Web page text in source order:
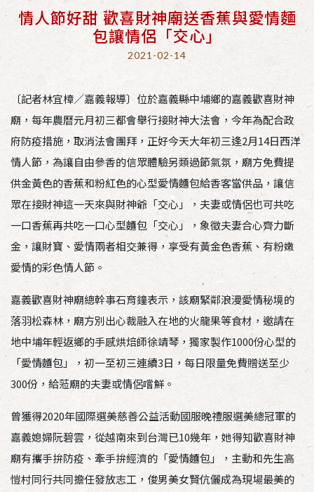
情人節好甜 歡喜財神廟送香蕉與愛情麵
包讓情侶「交心」
2021-02-14
〔記者林宜樟／嘉義報導〕位於嘉義縣中埔鄉的嘉義歡喜財神
廟，每年農曆元月初三都會舉行接財神大法會，今年為配合政
府防疫措施，取消法會團拜，正好今天大年初三逢2月14日西洋
情人節，為讓自由參香的信眾體驗另類過節氣氛，廟方免費提
供金黃色的香蕉和粉紅色的心型愛情麵包給香客當供品，讓信
眾在接財神這一天來與財神爺「交心」，夫妻或情侶也可共吃
一口香蕉再共吃一口心型麵包「交心」，象徵夫妻合心齊力斷
金，讓財寶、愛情兩者相交兼得，享受有黃金色香蕉、有粉嫩
愛情的彩色情人節。
嘉義歡喜財神廟總幹事石育鐘表示，該廟緊鄰浪漫愛情秘境的
落羽松森林，廟方別出心裁融入在地的火龍果等食材，邀請在
地中埔年輕返鄉的手感烘焙師徐靖琴，獨家製作1000份心型的
「愛情麵包」，初一至初三連續3日，每日限量免費贈送至少
300份，給蒞廟的夫妻或情侶嚐鮮。
曾獲得2020年國際選美慈善公益活動國服晚禮服選美總冠軍的
嘉義媳婦阮碧雲，從越南來到台灣已10幾年，她得知歡喜財神
廟有攜手拚防疫、牽手拚經濟的「愛情麵包」，主動和先生高
愷村同行共同擔任發放志工，俊男美女賢伉儷成為現場最美的